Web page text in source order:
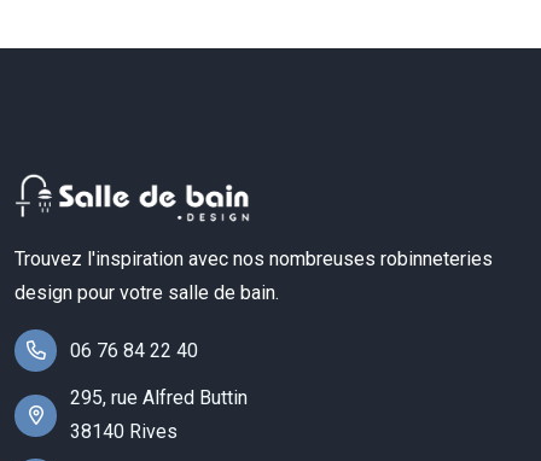
Trouvez l'inspiration avec nos nombreuses robinneteries
design pour votre salle de bain.
06 76 84 22 40
295, rue Alfred Buttin
38140 Rives